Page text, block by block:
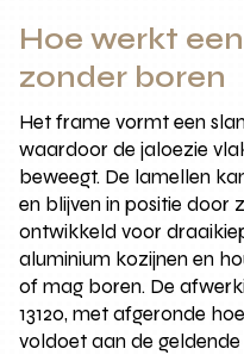
Hoe werkt
zonder boren
Het frame vormt een
waardoor de jaloezie
beweegt. De lamellen
en blijven in positie door
ontwikkeld voor
aluminium kozijnen en
of mag boren. De
13120, met afgeronde
voldoet aan de